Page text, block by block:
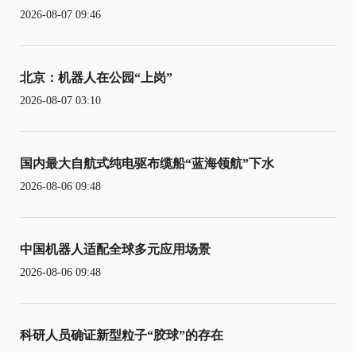
2026-08-07 09:46
北京：机器人在公园“上岗”
2026-08-07 03:10
国内最大自航式纯电驱布缆船“蓝海领航”下水
2026-08-06 09:48
中国机器人适配全球多元应用场景
2026-08-06 09:48
科研人员确证新型粒子“胶球”的存在